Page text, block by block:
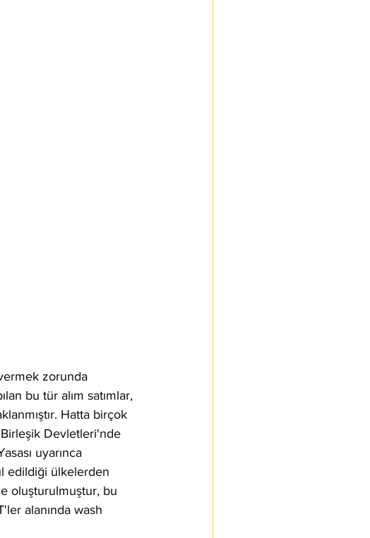
zorunda
bu tür alım satımlar,
Hatta birçok
Birleşik Devletleri'nde
uyarınca
edildiği ülkelerden
oluşturulmuştur, bu
alanında wash